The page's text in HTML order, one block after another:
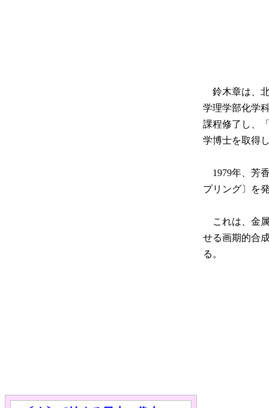
鈴木章は、
学理学部化学
課程修了し、
学博士を取得
1979年、芳
プリング〕を
これは、金
せる画期的合
る。